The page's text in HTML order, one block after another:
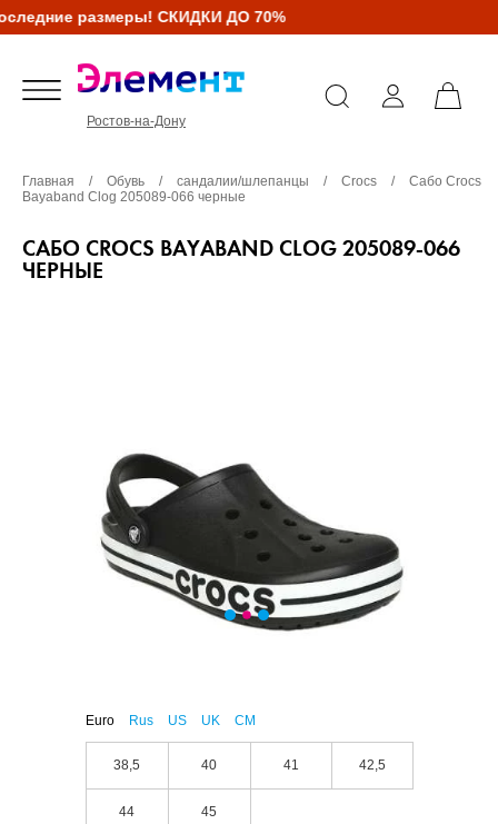
размеры! СКИДКИ ДО 70%
Ростов-на-Дону
Главная / Обувь / сандалии/шлепанцы / Crocs /
Сабо Crocs
Bayaband Clog 205089-066 черные
САБО CROCS BAYABAND CLOG 205089-066
ЧЕРНЫЕ
Euro Rus US UK CM
38,5 40 41 42,5
44 45